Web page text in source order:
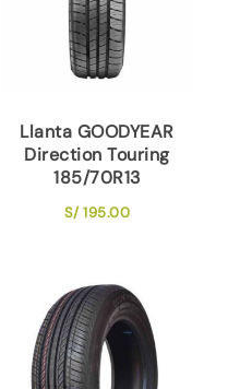
Llanta GOODYEAR
Direction Touring
185/70R13
S/195.00